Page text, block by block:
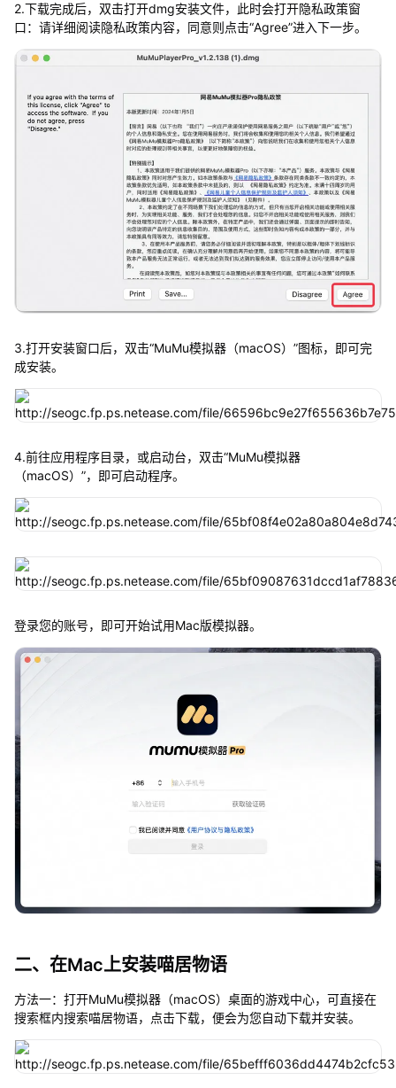
2.下载完成后，双击打开dmg安装文件，此时会打开隐私政策窗
口：请详细阅读隐私政策内容，同意则点击“Agree”进入下一步。
3.打开安装窗口后，双击“MuMu模拟器（macOS）”图标，即可完
成安装。
4.前往应用程序目录，或启动台，双击“MuMu模拟器
（macOS）”，即可启动程序。
登录您的账号，即可开始试用Mac版模拟器。
二、在Mac上安装喵居物语
方法一：打开MuMu模拟器（macOS）桌面的游戏中心，可直接在
搜索框内搜索喵居物语，点击下载，便会为您自动下载并安装。